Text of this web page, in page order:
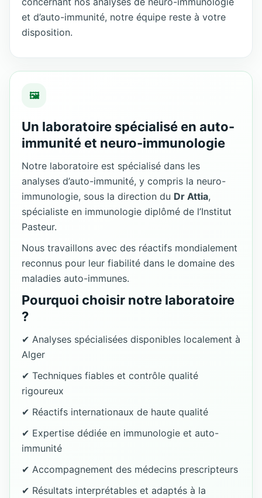
et d’auto-immunité, notre équipe reste à votre
disposition.
🖼
Un laboratoire spécialisé en auto-
immunité et neuro-immunologie
Notre laboratoire est spécialisé dans les
analyses d’auto-immunité, y compris la neuro-
immunologie, sous la direction du Dr Attia,
spécialiste en immunologie diplômé de l’Institut
Pasteur.
Nous travaillons avec des réactifs mondialement
reconnus pour leur fiabilité dans le domaine des
maladies auto-immunes.
Pourquoi choisir notre laboratoire
?
✔ Analyses spécialisées disponibles localement à
Alger
✔ Techniques fiables et contrôle qualité
rigoureux
✔ Réactifs internationaux de haute qualité
✔ Expertise dédiée en immunologie et auto-
immunité
✔ Accompagnement des médecins prescripteurs
✔ Résultats interprétables et adaptés à la